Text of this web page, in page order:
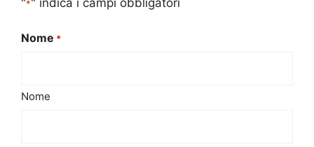
*
Nome *
Nome